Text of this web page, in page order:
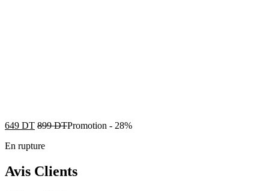
649 DT 899DTPromotion - 28%
En rupture
Avis Clients